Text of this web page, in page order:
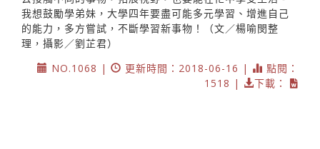
我想鼓勵學弟妹，大學四年要盡可能多元學習、增進自己
的能力，多方嘗試，不斷學習新事物！（文／楊喻閔整
理，攝影／劉芷君）
NO.1068 |
更新時間：2018-06-16 |
點閱：
1518 |
下載：